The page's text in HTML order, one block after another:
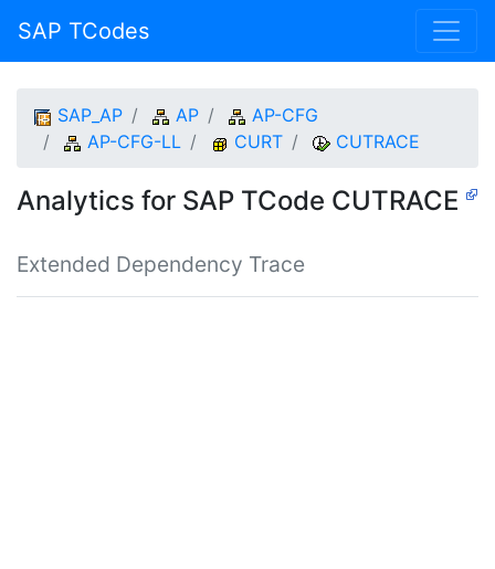
SAP TCodes
SAP_AP AP
AP-CFG
AP-CFG-LL
CURT CUTRACE
Analytics for SAP TCode CUTRACE
Extended Dependency Trace